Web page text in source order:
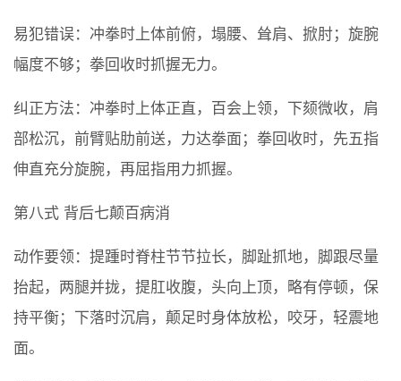
易犯错误：冲拳时上体前俯，塌腰、耸肩、掀肘；旋腕
幅度不够；拳回收时抓握无力。
纠正方法：冲拳时上体正直，百会上领，下颏微收，肩
部松沉，前臂贴肋前送，力达拳面；拳回收时，先五指
伸直充分旋腕，再屈指用力抓握。
第八式 背后七颠百病消
动作要领：提踵时脊柱节节拉长，脚趾抓地，脚跟尽量
抬起，两腿并拢，提肛收腹，头向上顶，略有停顿，保
持平衡；下落时沉肩，颠足时身体放松，咬牙，轻震地
面。